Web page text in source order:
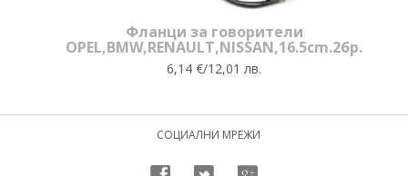
Фланци за говорители
OPEL,BMW,RENAULT,NISSAN,16.5cm.2бр.
6,14 €/12,01 лв.
СОЦИАЛНИ МРЕЖИ